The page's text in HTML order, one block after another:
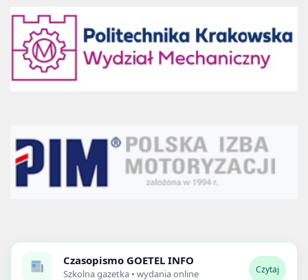
Czasopismo GOETEL INFO
Szkolna gazetka • wydania online Czytaj